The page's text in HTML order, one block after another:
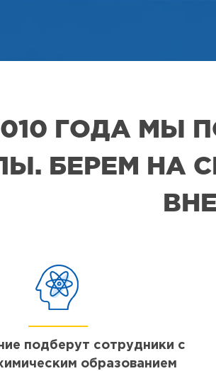
ГОДА МЫ
БЕРЕМ НА
подберут сотрудники с
образованием